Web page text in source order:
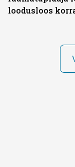
loodusloos